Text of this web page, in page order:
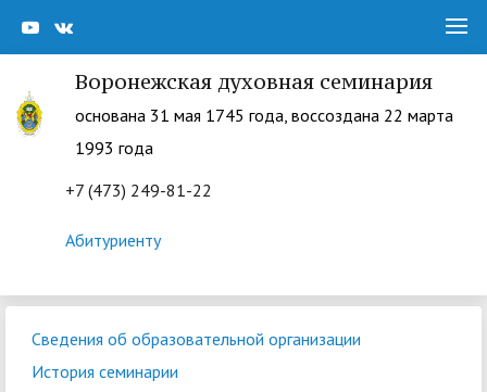
Воронежская духовная семинария
основана 31 мая 1745 года, воссоздана 22 марта
1993 года
+7 (473) 249-81-22
Абитуриенту
Сведения об образовательной организации
История семинарии